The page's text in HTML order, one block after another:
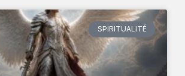
SPIRITUALITÉ